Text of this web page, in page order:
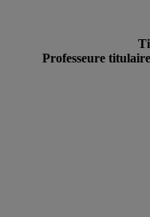
Professeure